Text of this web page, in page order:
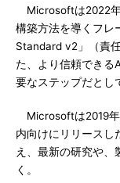
Microsoftは2022年
構築方法を導くフレ
Standard v2」（責
た、より信頼できる
要なステップだとし
Microsoftは2019年
内向けにリリースし
え、最新の研究や、
く。